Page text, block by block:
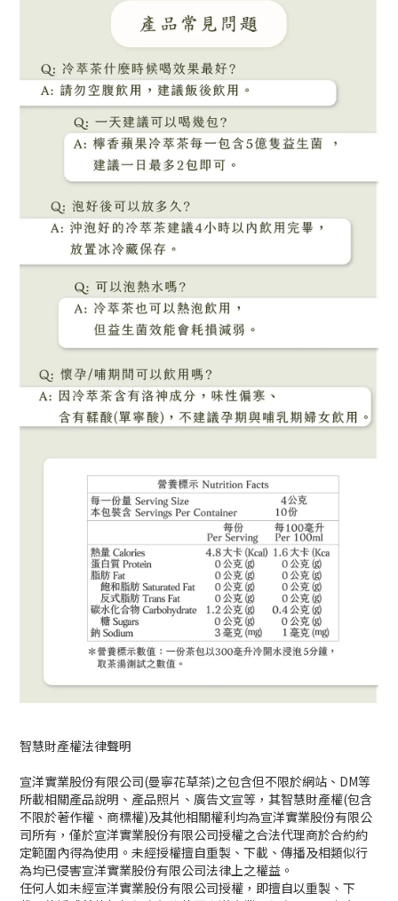
智慧財產權法律聲明
宣洋實業股份有限公司(曼寧花草茶)之包含但不限於網站、 DM等
所載相關產品說明、產品照片、廣告文宣等，其智慧財產權(包含
不限於著作權、商標權)及其他相關權利均為宣洋實業股份有限公
司所有，僅於宣洋實業股份有限公司授權之合法代理商於合約約
定範圍內得為使用。未經授權擅自重製、下載、傳播及相類似行
為均已侵害宣洋實業股份有限公司法律上之權益。
任何人如未經宣洋實業股份有限公司授權，即擅自以重製、下